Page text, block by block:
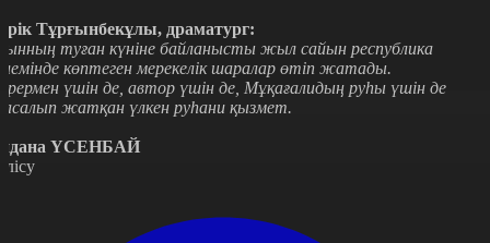
Тұрғынбекұлы, драматург:
туған күніне байланысты жыл сайын республика
көптеген мерекелік шаралар өтіп жатады.
үшін де, автор үшін де, Мұқағалидың руһы үшін де
жатқан үлкен руһани қызмет.
ҮСЕНБАЙ